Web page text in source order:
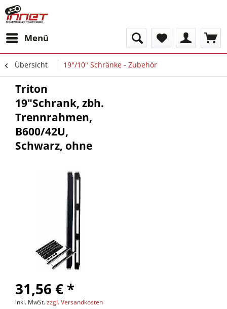
Menü
Übersicht 19"/10" Schränke - Zubehör
Triton
19"Schrank, zbh.
Trennrahmen,
B600/42U,
Schwarz, ohne
31,56 € *
inkl. MwSt.zzgl. Versandkosten